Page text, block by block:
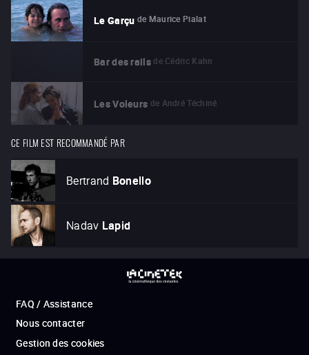
Le Garçu de Maurice Pialat
Bar des rails de Cédric Kahn
Les Voleurs de André Téchiné
CE FILM EST RECOMMANDÉ PAR
Bertrand Bonello
Nadav Lapid
FAQ / Assistance
Nous contacter
Gestion des cookies